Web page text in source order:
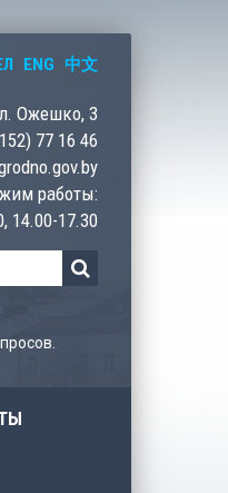
ENG 中文
Ожешко, 3
77 16 46
работы:
14.00-17.30